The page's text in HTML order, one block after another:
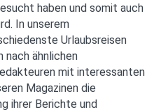
haben und somit auch
In unserem
Urlaubsreisen
nach ähnlichen
mit interessanten
Magazinen die
ihrer Berichte und